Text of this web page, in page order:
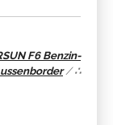
F6 Benzin-
/∴